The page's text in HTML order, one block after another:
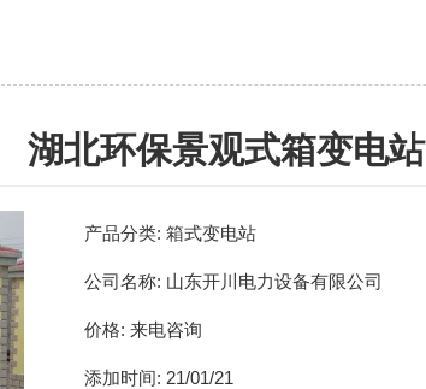
湖北环保景观式箱变电站
产品分类: 箱式变电站
公司名称: 山东开川电力设备有限公司
价格: 来电咨询
添加时间: 21/01/21